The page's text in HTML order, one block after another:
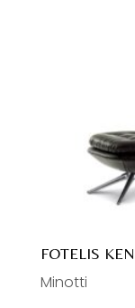
FOTELIS
Minotti